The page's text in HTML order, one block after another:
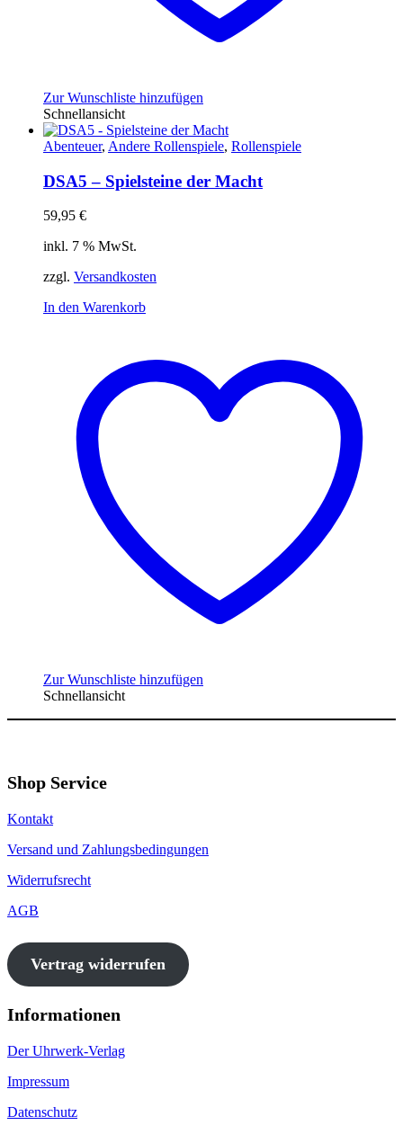
Zur Wunschliste hinzufügen
Schnellansicht
Abenteuer, Andere Rollenspiele, Rollenspiele
DSA5 – Spielsteine der Macht
59,95 €
inkl. 7 % MwSt.
zzgl. Versandkosten
In den Warenkorb
Zur Wunschliste hinzufügen
Schnellansicht
Shop Service
Kontakt
Versand und Zahlungsbedingungen
Widerrufsrecht
AGB
Vertrag widerrufen
Informationen
Der Uhrwerk-Verlag
Impressum
Datenschutz